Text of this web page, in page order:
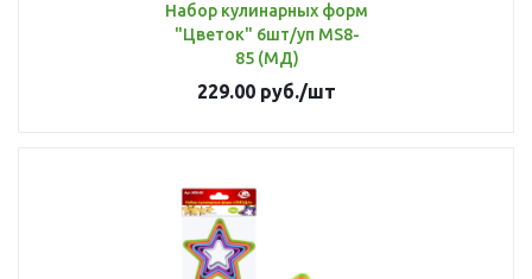
Набор кулинарных форм
"Цветок" 6шт/уп MS8-
85 (МД)
229.00 руб./шт